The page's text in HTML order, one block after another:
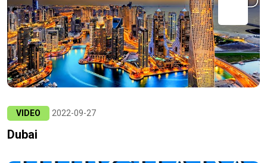
VIDEO 2022-09-27
Dubai